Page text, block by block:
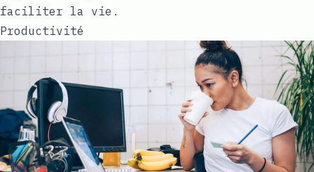
faciliter la vie.
Productivité